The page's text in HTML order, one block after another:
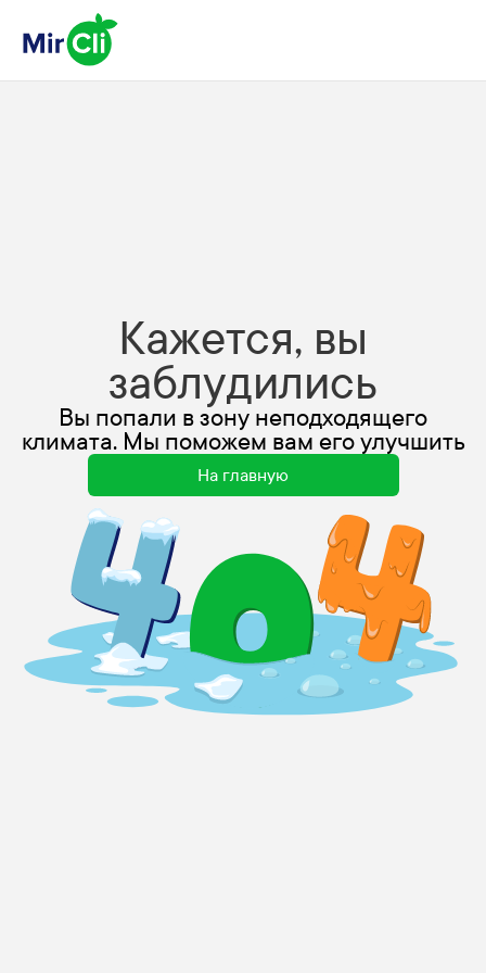
Кажется, вы
заблудились
Вы попали в зону неподходящего
климата. Мы поможем вам его улучшить
На главную